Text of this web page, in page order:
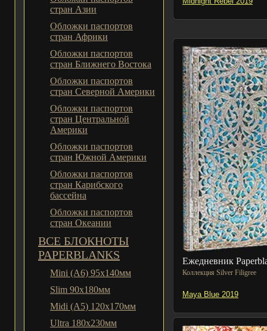
стран Азии
Обложки паспортов
стран Африки
Обложки паспортов
стран Ближнего Востока
Обложки паспортов
стран Северной Америки
Обложки паспортов
стран Центральной
Америки
Обложки паспортов
стран Южной Америки
Обложки паспортов
стран Карибского
бассейна
Обложки паспортов
стран Океании
ВСЕ БЛОКНОТЫ
PAPERBLANKS
Mini (A6) 95х140мм
Slim 90x180мм
Midi (A5) 120х170мм
Ultra 180x230мм
Ежедневник
Коллекция Silver Filigree
Maya Blue 2019